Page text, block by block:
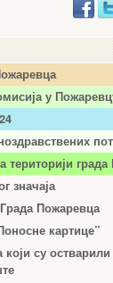
у
територији
значаја
Пожаревца
картице”
су